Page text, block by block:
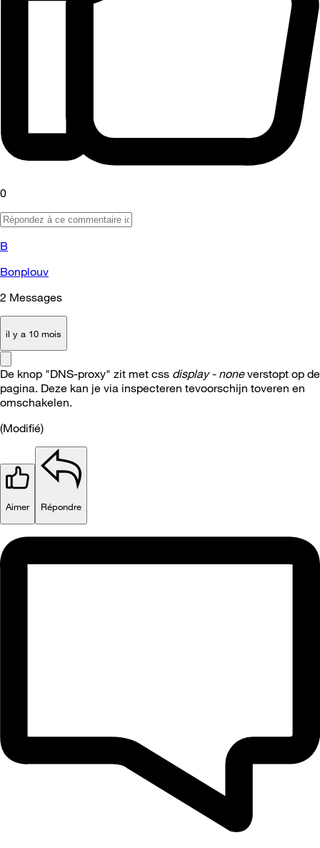
0
B
Bonplouv
2 Messages
il y a 10 mois
De knop "DNS-proxy" zit met css display - noneverstopt op de
pagina. Deze kan je via inspecteren tevoorschijn toveren en
omschakelen.
(Modifié)
Aimer Répondre